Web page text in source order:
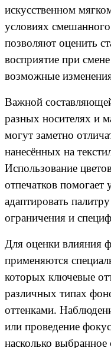
искусственном
условиях
позволяют оценить
восприятие при
возможные
Важной
разных носителях и
могут заметно
нанесённых на
Использование
отпечатков помогает
адаптировать
ограничения и
Для оценки влияния
применяются
которых ключевые
различных типах
оттенками.
или проведение
насколько выбранное